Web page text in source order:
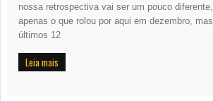
nossa retrospectiva vai ser um pouco
apenas o que rolou por aqui em dezembro,
últimos 12
Leia mais